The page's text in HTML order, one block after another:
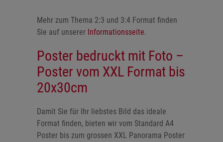
Mehr zum Thema 2:3 und 3:4 Format finden
Sie auf unserer Informationsseite.
Poster bedruckt mit Foto –
Poster vom XXL Format bis
20x30cm
Damit Sie für Ihr liebstes Bild das ideale
Format finden, bieten wir vom Standard A4
Poster bis zum grossen XXL Panorama Poster